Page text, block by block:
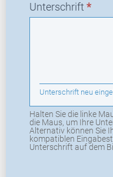
Unterschrift *
Unterschrift neu
Halten Sie die linke
die Maus, um Ihre
Alternativ können Sie
kompatiblen
Unterschrift auf dem